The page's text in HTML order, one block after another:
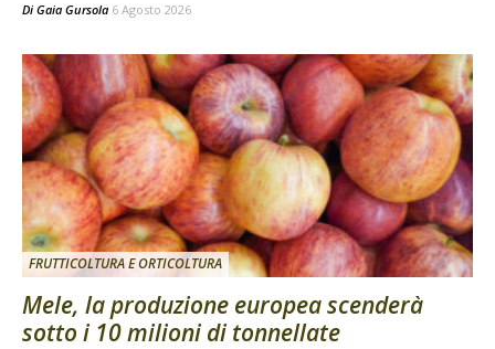
Di Gaia Gursola 6 Agosto 2026
FRUTTICOLTURA E ORTICOLTURA
Mele, la produzione europea scenderà
sotto i 10 milioni di tonnellate